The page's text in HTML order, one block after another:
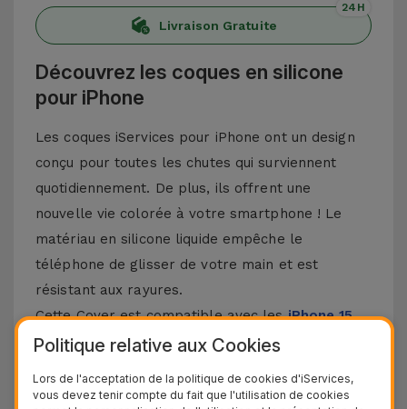
Livraison Gratuite
24H
Découvrez les coques en silicone
pour iPhone
Les coques iServices pour iPhone ont un design
conçu pour toutes les chutes qui surviennent
quotidiennement. De plus, ils offrent une
nouvelle vie colorée à votre smartphone ! Le
matériau en silicone liquide empêche le
téléphone de glisser de votre main et est
résistant aux rayures.
Cette Cover est compatible avec lesiPhone 15,
14, 13, 12, entre autres, ainsi qu'avec le modèle le
Politique relative aux Cookies
Lors de l'acceptation de la politique de cookies d'iServices,
vous devez tenir compte du fait que l'utilisation de cookies